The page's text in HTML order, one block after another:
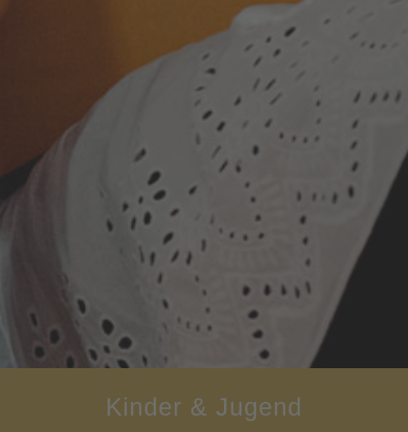
Kinder & Jugend